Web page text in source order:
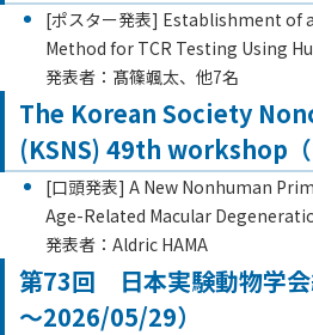
[ポスター発表] Establishment of
Method for TCR Testing Using
発表者：髙篠颯太、他7名
The Korean Society
(KSNS) 49th workshop（
[口頭発表] A New Nonhuman
Age-Related Macular
発表者：Aldric HAMA
第73回 日本実験動物学
～2026/05/29）